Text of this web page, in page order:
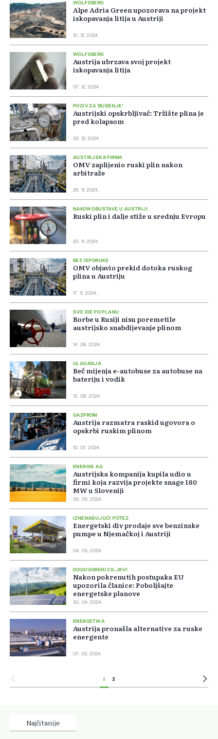
WOLFSBERG
Alpe Adria Green upozorava na projekt
iskopavanja litija u Austriji
10. 12. 2024.
WOLFSBERG
Austrija ubrzava svoj projekt
iskopavanja litija
07. 12. 2024.
POZIV ZA 'BUĐENJE'
Austrijski opskrbljivač: Tržište plina je
pred kolapsom
02. 12. 2024.
AUSTRIJSKA FIRMA
OMV zaplijenio ruski plin nakon
arbitraže
26. 11. 2024.
NAKON OBUSTAVE U AUSTRIJI
Ruski plin i dalje stiže u srednju Evropu
20. 11. 2024.
BEZ ISPORUKE
OMV objavio prekid dotoka ruskog
plina u Austriju
17. 11. 2024.
SVE IDE PO PLANU
Borbe u Rusiji nisu poremetile
austrijsko snabdijevanje plinom
14. 08. 2024.
ULAGANJA
Beč mijenja e-autobuse za autobuse na
bateriju i vodik
13. 08. 2024.
GAZPROM
Austrija razmatra raskid ugovora o
opskrbi ruskim plinom
10. 07. 2024.
ENERGIE AG
Austrijska kompanija kupila udio u
firmi koja razvija projekte snage 180
MW u Sloveniji
09. 05. 2024.
IZNENAĐUJUĆI POTEZ
Energetski div prodaje sve benzinske
pumpe u Njemačkoj i Austriji
04. 05. 2024.
DOGOVORENI CILJEVI
Nakon pokrenutih postupaka EU
upozorila članice: Poboljšajte
energetske planove
30. 04. 2024.
ENERGETIKA
Austrija pronašla alternative za ruske
energente
07. 03. 2024.
1 2
Najčitanije